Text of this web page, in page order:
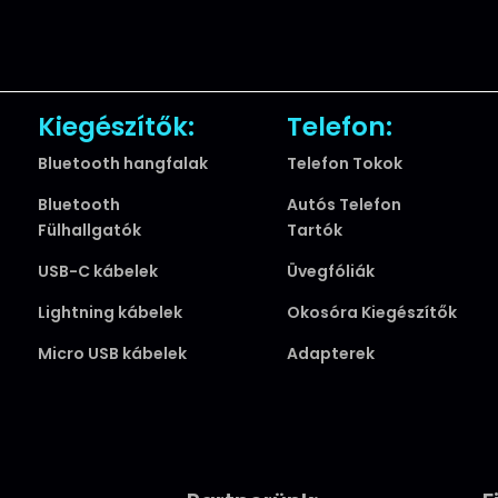
Kiegészítők:
Bluetooth hangfalak
Bluetooth
Fülhallgatók
USB-C kábelek
Lightning kábelek
Micro USB kábelek
Telefon:
Telefon Tokok
Autós Telefon
Tartók
Üvegfóliák
Okosóra Kiegészítők
Adapterek